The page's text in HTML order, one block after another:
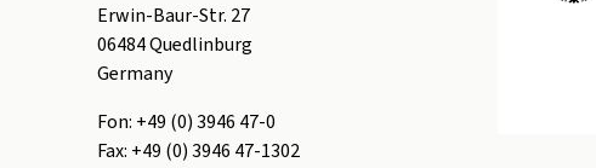
Erwin-Baur-Str. 27
06484Quedlinburg
Germany
Fon: +49 (0) 3946 47-0
Fax: +49 (0) 3946 47-1302